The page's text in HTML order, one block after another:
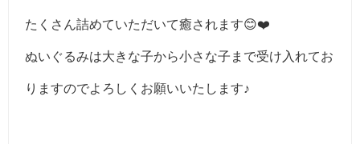
たくさん詰めていただいて癒されます😊❤️
ぬいぐるみは大きな子から小さな子まで受け入れてお
りますのでよろしくお願いいたします♪